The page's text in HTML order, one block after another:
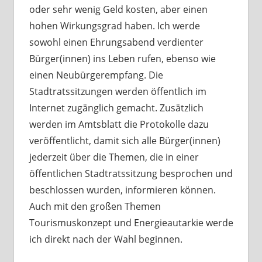
oder sehr wenig Geld kosten, aber einen
hohen Wirkungsgrad haben. Ich werde
sowohl einen Ehrungsabend verdienter
Bürger(innen) ins Leben rufen, ebenso wie
einen Neubürgerempfang. Die
Stadtratssitzungen werden öffentlich im
Internet zugänglich gemacht. Zusätzlich
werden im Amtsblatt die Protokolle dazu
veröffentlicht, damit sich alle Bürger(innen)
jederzeit über die Themen, die in einer
öffentlichen Stadtratssitzung besprochen und
beschlossen wurden, informieren können.
Auch mit den großen Themen
Tourismuskonzept und Energieautarkie werde
ich direkt nach der Wahl beginnen.